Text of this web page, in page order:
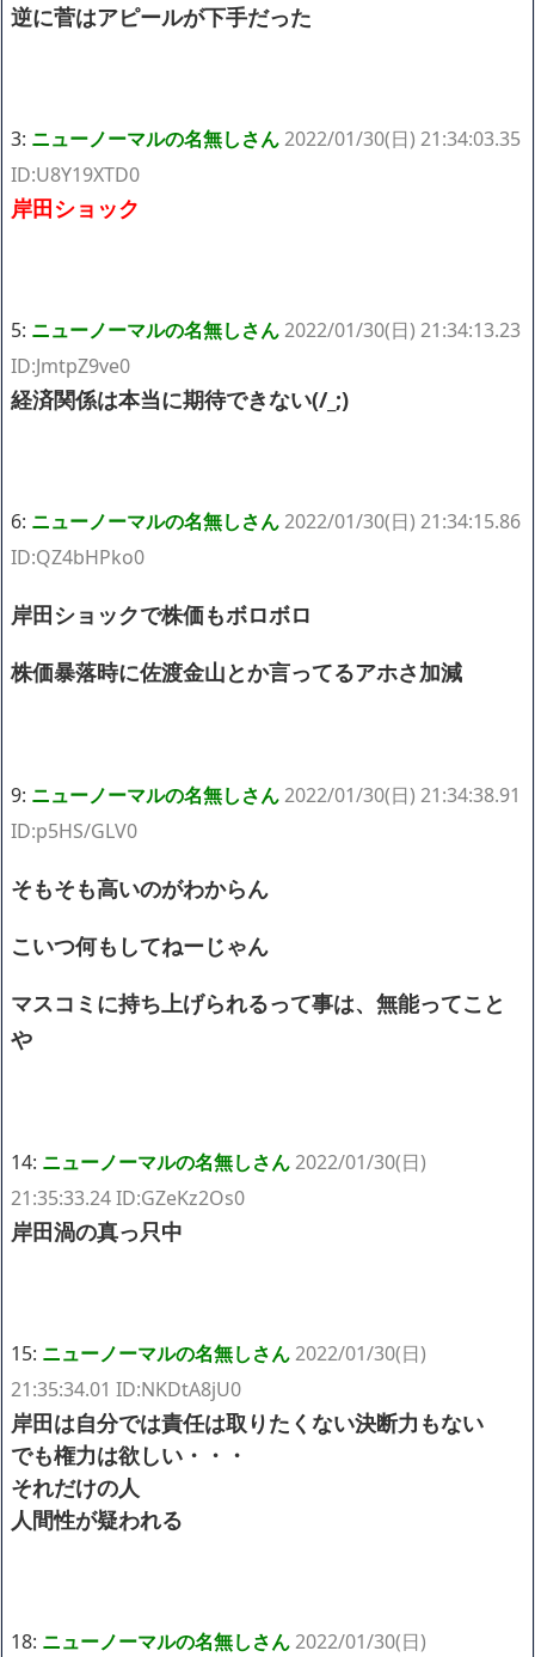
逆に菅はアピールが下手だった
3: ニューノーマルの名無しさん2022/01/30(日) 21:34:03.35
ID:U8Y19XTD0
岸田ショック
5: ニューノーマルの名無しさん2022/01/30(日) 21:34:13.23
ID:JmtpZ9ve0
経済関係は本当に期待できない(/_;)
6: ニューノーマルの名無しさん2022/01/30(日) 21:34:15.86
ID:QZ4bHPko0
岸田ショックで株価もボロボロ
株価暴落時に佐渡金山とか言ってるアホさ加減
9: ニューノーマルの名無しさん2022/01/30(日) 21:34:38.91
ID:p5HS/GLV0
そもそも高いのがわからん
こいつ何もしてねーじゃん
マスコミに持ち上げられるって事は、無能ってこと
や
14: ニューノーマルの名無しさん2022/01/30(日)
21:35:33.24 ID:GZeKz2Os0
岸田渦の真っ只中
15: ニューノーマルの名無しさん2022/01/30(日)
21:35:34.01 ID:NKDtA8jU0
岸田は自分では責任は取りたくない決断力もない
でも権力は欲しい・・・
それだけの人
人間性が疑われる
18: ニューノーマルの名無しさん2022/01/30(日)